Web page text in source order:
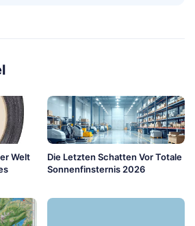
Welt
Die Letzten Schatten Vor Totale
Sonnenfinsternis 2026